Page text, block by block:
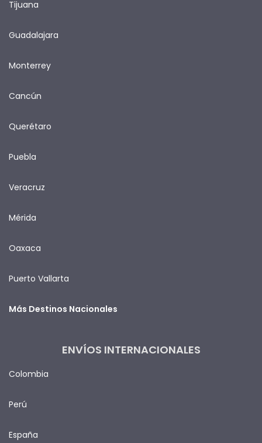
Tijuana
Guadalajara
Monterrey
Cancún
Querétaro
Puebla
Veracruz
Mérida
Oaxaca
Puerto Vallarta
Más Destinos Nacionales
ENVÍOS INTERNACIONALES
Colombia
Perú
España